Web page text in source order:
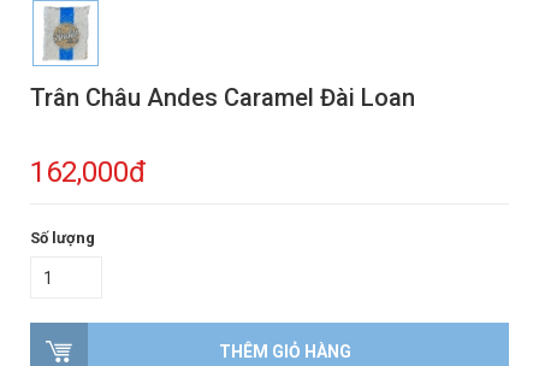
Trân Châu Andes Caramel Đài Loan
162,000đ
Số lượng
THÊM GIỎ HÀNG